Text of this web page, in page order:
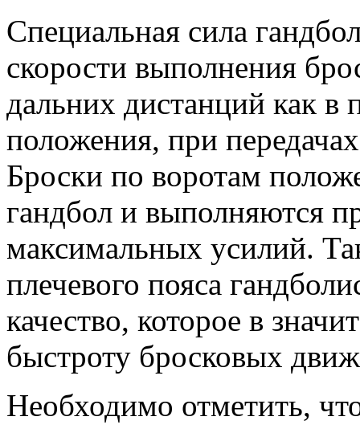
Специальная сила
скорости выполнения
дальних дистанций как в
положения, при
Броски по воротам
гандбол и выполняются
максимальных усилий.
плечевого пояса
качество, которое в
быстроту бросковых
Необходимо отметить,